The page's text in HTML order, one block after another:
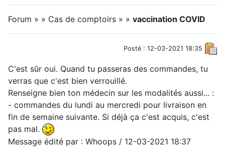
Forum » » Cas de comptoirs » » vaccination COVID
Posté : 12-03-2021 18:35
C'est sûr oui. Quand tu passeras des commandes, tu
verras que c'est bien verrouillé.
Renseigne bien ton médecin sur les modalités aussi... :
- commandes du lundi au mercredi pour livraison en
fin de semaine suivante. Si déjà ça c'est acquis, c'est
pas mal.
Message édité par : Whoops / 12-03-2021 18:37